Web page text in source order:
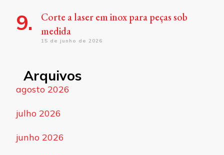
Corte a laser em inox para peças sob
medida
15 de junho de 2026
Arquivos
agosto 2026
julho 2026
junho 2026